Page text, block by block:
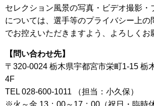
セレクション風景の写真・ビデオ撮影・
については、選手等のプライバシー上の
でお控えいただきますよう、よろしくお
【問い合わせ先】
〒320-0024 栃木県宇都宮市栄町1-15 栃
4F
TEL 028-600-1011 （担当：小久保）
※火～金 13：00～17：00（祝日・臨時